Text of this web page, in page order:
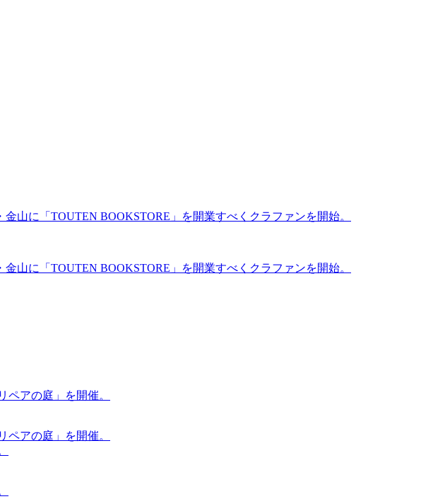
山に「TOUTEN BOOKSTORE」を開業すべくクラファンを開始。
山に「TOUTEN BOOKSTORE」を開業すべくクラファンを開始。
アの庭」を開催。
アの庭」を開催。